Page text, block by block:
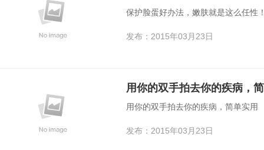
保护脸蛋好办法，嫩肤就是这么任性
发布：2015年03月23日
用你的双手拍去你的疾病，
用你的双手拍去你的疾病，简单实用
发布：2015年03月23日